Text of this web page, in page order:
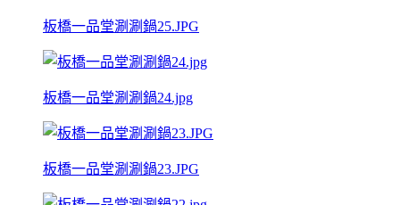
板橋一品堂涮涮鍋25.JPG
板橋一品堂涮涮鍋24.jpg
板橋一品堂涮涮鍋23.JPG